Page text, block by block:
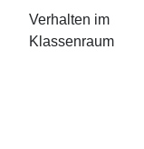
Verhalten im
Klassenraum